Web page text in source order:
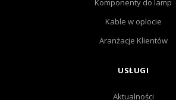
Komponenty do lamp
Kable w oplocie
Aranżacje Klientów
USŁUGI
Aktualności